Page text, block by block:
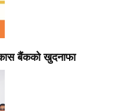
बैंकको खुदनाफा